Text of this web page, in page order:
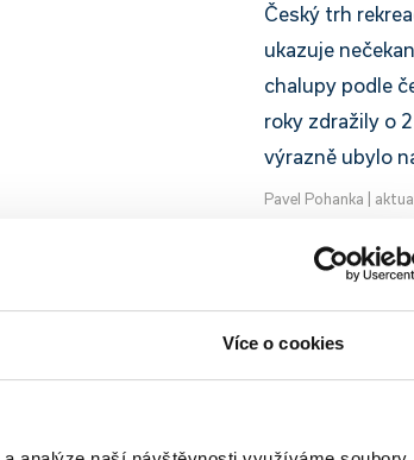
Více o cookies
Český trh
ukazuje
chalupy podle
roky zdražily o
výrazně ubylo
Pavel Pohanka